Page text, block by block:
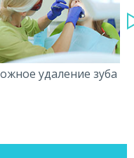
удаление зуба